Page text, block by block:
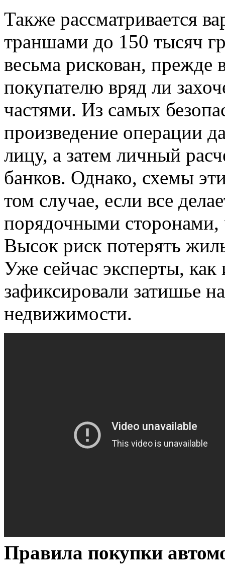
Также рассматривается
траншами до 150 тысяч
весьма рискован, прежде
покупателю вряд ли
частями. Из самых
произведение операции
лицу, а затем личный
банков. Однако, схемы
том случае, если все
порядочными сторонами,
Высок риск потерять
Уже сейчас эксперты, как
зафиксировали затишье
недвижимости.
Правила покупки